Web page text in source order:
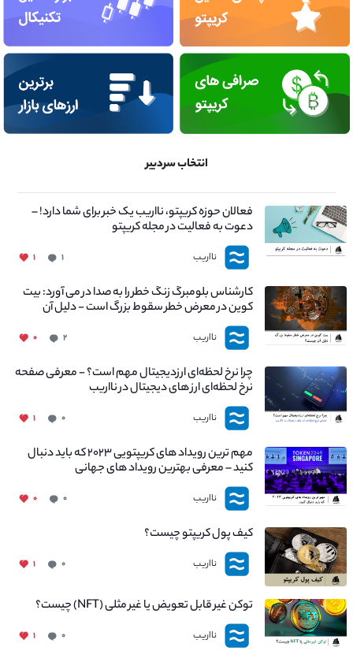
انتخاب سردبیر
فعالان حوزه کریپتو، نااریب یک خبر برای شما دارد! –
دعوت به فعالیت در مجله کریپتو
نااریب ۱ ۱
کارشناس بلومبرگ زنگ خطر را به صدا در می آورد: بیت
کوین در معرض خطر سقوط بزرگ است - دلیل آن
چیست؟
نااریب ۲ ۰
چرا نرخ لحظه‌ای ارزدیجیتال مهم است؟ - معرفی صفحه
نرخ لحظه‌ای ارز های دیجیتال در نااریب
نااریب ۰ ۱
مهم ترین رویداد های کریپتویی ۲۰۲۳ که باید دنبال
کنید – معرفی بهترین رویداد های جهانی
نااریب ۰ ۰
کیف پول کریپتو چیست؟
نااریب ۰ ۱
توکن غیر قابل تعویض یا غیر مثلی (NFT) چیست؟
نااریب ۰ ۱